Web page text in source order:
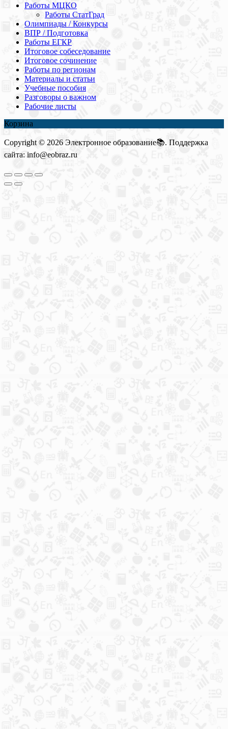
Работы МЦКО
Работы СтатГрад
Олимпиады / Конкурсы
ВПР / Подготовка
Работы ЕГКР
Итоговое собеседование
Итоговое сочинение
Работы по регионам
Материалы и статьи
Учебные пособия
Разговоры о важном
Рабочие листы
Корзина
Copyright © 2026 Электронное образование📚. Поддержка
сайта: info@eobraz.ru